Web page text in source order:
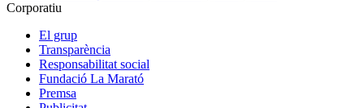
Corporatiu
El grup
Transparència
Responsabilitat social
Fundació La Marató
Premsa